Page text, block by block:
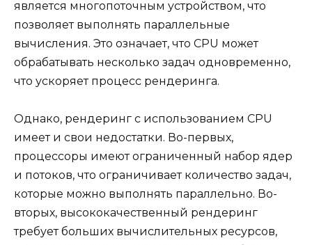
является многопоточным устройством, что
позволяет выполнять параллельные
вычисления. Это означает, что CPU может
обрабатывать несколько задач одновременно,
что ускоряет процесс рендеринга.
Однако, рендеринг с использованием CPU
имеет и свои недостатки. Во-первых,
процессоры имеют ограниченный набор ядер
и потоков, что ограничивает количество задач,
которые можно выполнять параллельно. Во-
вторых, высококачественный рендеринг
требует больших вычислительных ресурсов,